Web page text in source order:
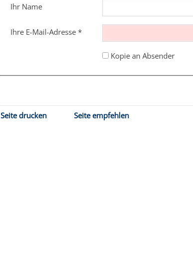
Ihr Name
Ihre E-Mail-Adresse*
Kopie an Absender
Seite drucken Seite empfehlen